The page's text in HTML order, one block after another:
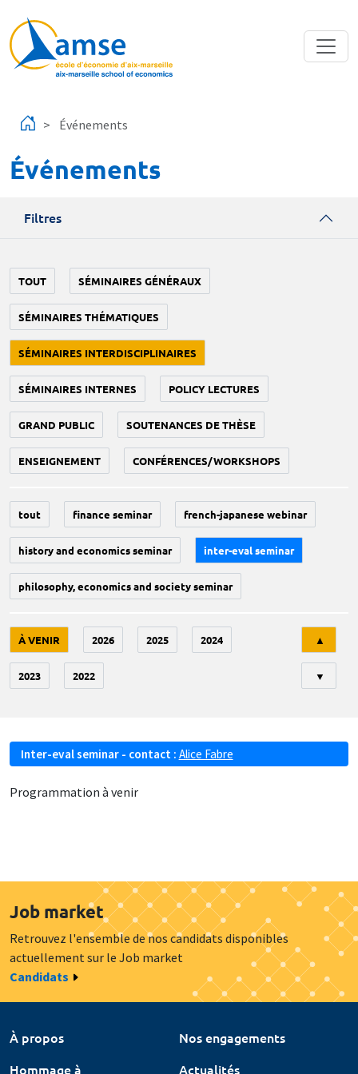
Événements
Événements
Filtres
TOUT SÉMINAIRES GÉNÉRAUX
SÉMINAIRES THÉMATIQUES
SÉMINAIRES INTERDISCIPLINAIRES
SÉMINAIRES INTERNES POLICY LECTURES
GRAND PUBLIC SOUTENANCES DE THÈSE
ENSEIGNEMENT CONFÉRENCES/WORKSHOPS
tout finance seminar french-japanese webinar
history and economics seminar inter-eval seminar
philosophy, economics and society seminar
À VENIR 2026 2025 2024
2023 2022
▲
▼
Inter-eval seminar - contact : Alice Fabre
Programmation à venir
Job market
Retrouvez l'ensemble de nos candidats disponibles
actuellement sur le Job market
Candidats
À propos
Nos engagements
Hommage à
Actualités